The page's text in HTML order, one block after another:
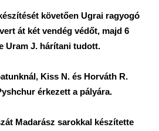
követően Ugrai ragyogó
át két vendég védőt, majd 6
Uram J. hárítani tudott.
Kiss N. és Horváth R.
érkezett a pályára.
Madarász sarokkal készítette